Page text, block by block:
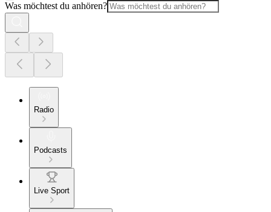
Was möchtest du anhören?
Radio
Podcasts
Live Sport